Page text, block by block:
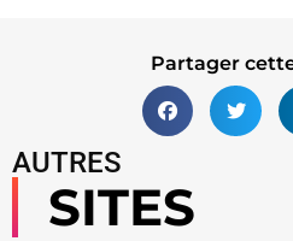
Partager
AUTRES
SITES